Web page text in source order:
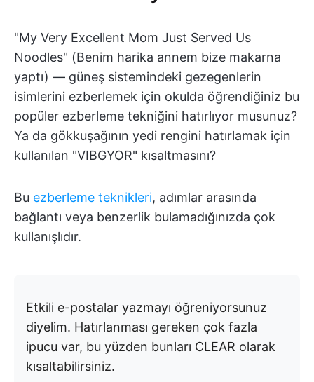
"My Very Excellent Mom Just Served Us
Noodles" (Benim harika annem bize makarna
yaptı) — güneş sistemindeki gezegenlerin
isimlerini ezberlemek için okulda öğrendiğiniz bu
popüler ezberleme tekniğini hatırlıyor musunuz?
Ya da gökkuşağının yedi rengini hatırlamak için
kullanılan "VIBGYOR" kısaltmasını?
Bu ezberleme teknikleri, adımlar arasında
bağlantı veya benzerlik bulamadığınızda çok
kullanışlıdır.
Etkili e-postalar yazmayı öğreniyorsunuz
diyelim. Hatırlanması gereken çok fazla
ipucu var, bu yüzden bunları CLEAR olarak
kısaltabilirsiniz.